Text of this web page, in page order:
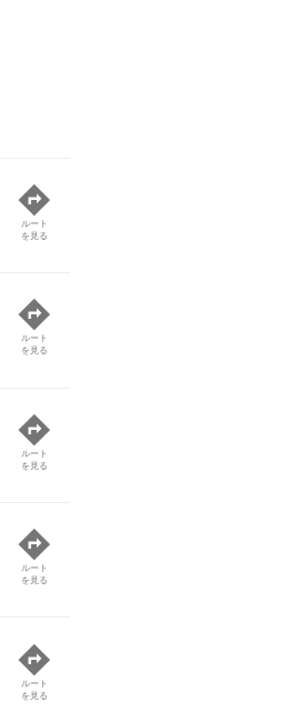
ルート
を見る
ルート
を見る
ルート
を見る
ルート
を見る
ルート
を見る